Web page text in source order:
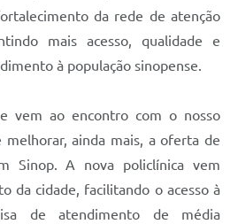
da rede de atenção
mais acesso, qualidade e
à população sinopense.
vem ao encontro com o nosso
ainda mais, a oferta de
Sinop. A nova policlínica vem
da cidade, facilitando o acesso à
de atendimento de média